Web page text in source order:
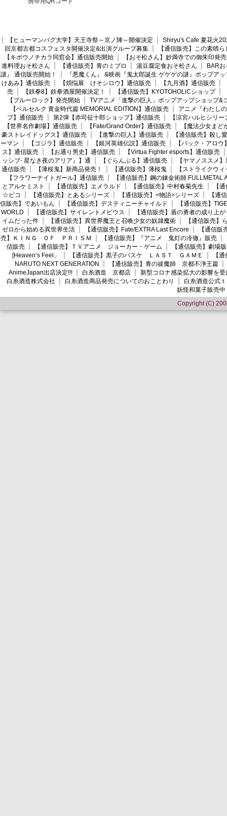
【ヒューマンバグ大学】天王寺祭～京ノ陣～開催決定
Shiryu's Cafe 夏花火
回京都古都コスフェスタ開催決定&出演グループ募集
【通信販売】この素晴
【キボウノチカラ同窓会】通信販売開始
【おそ松さん】妙満寺での御朱印発売
進料理おそ松さん
【通信販売】青のミブロ 湯豆腐定食おそ松さん
BAR
謎』 通信販売開始！
『悪魔くん』 &映画『鬼太郎誕生 ゲゲゲの謎』ポップア
けあみ】通信販売
【煩悩展 けそシロウ】通信販売 【九月酒】通信販売
売
【鉄拳8】鉄拳酒屋開催決定！ 【通信販売】KYOTOHOLiCショップ
【ブルーロック】発売開始
TVアニメ「進撃の巨人」ポップアップショップ&
【ベルセルク 黄金時代篇 MEMORIAL EDITION】通信販売
アニメ『わたし
プ】通信販売
第2弾【赤司征十郎ショップ】通信販売
【涼宮ハルヒシリ
【世界名作劇場】通信販売
【Fate/Grand Order】通信販売
【魔法少女ま
豪ストレイドッグス】通信販売
【進撃の巨人】通信販売
【通信販売】殺し愛
ーマン
【ゴジラ】通信販売 【銀河英雄伝説】通信販売
【バック・アロウ
ス】通信販売
【お通り男史】通信販売
【Virtua Fighter esports】通信販売
ッシブ- 星なき夜のアリア』】通
【ぐらんぶる】通信販売
【ヤマノススメ
通信販売
【薄桜鬼】新商品発売！ 【通信販売】薄桜鬼
【ストライクウ
【フラワーナイトガール】通信販売
【通信販売】鋼の錬金術師 FULLMETAL
とアルケミスト
【通信販売】エメラルド 【通信販売】中村春菊先生
【
☆ピコ
【通信販売】とあるシリーズ 【通信販売】<物語>シリーズ
【通
信販売】であいもん
【通信販売】デスティニーチャイルド
【通信販売】
WORLD
【通信販売】サイレントメビウス
【通信販売】盾の勇者の成り上が
イムだった件
【通信販売】異世界魔王と召喚少女の奴隷魔術
【通信販売】
ゼロから始める異世界生活
【通信販売】Fate/EXTRA Last Encore
【通信
売】ＫＩＮＧ ＯＦ ＰＲＩＳＭ
【通信販売】『アニメ 鬼灯の冷徹』販売
信販売
【通信販売】ＴＶアニメ ジョーカー・ゲーム
【通信販売】劇場
[Heaven’s Feel」
【通信販売】黒子のバスケ ＬＡＳＴ ＧＡＭＥ
【
NARUTO NEXT GENERATION
【通信販売】青の祓魔師 京都不浄王篇
AnimeJapan出店決定!!!
白糸酒造 京都店
新型コロナ感染拡大の影響を
白糸酒造株式会社
白糸酒造商品発売についてのおことわり
白糸酒造公式
妖怪和菓子販売中
Copyright (C)